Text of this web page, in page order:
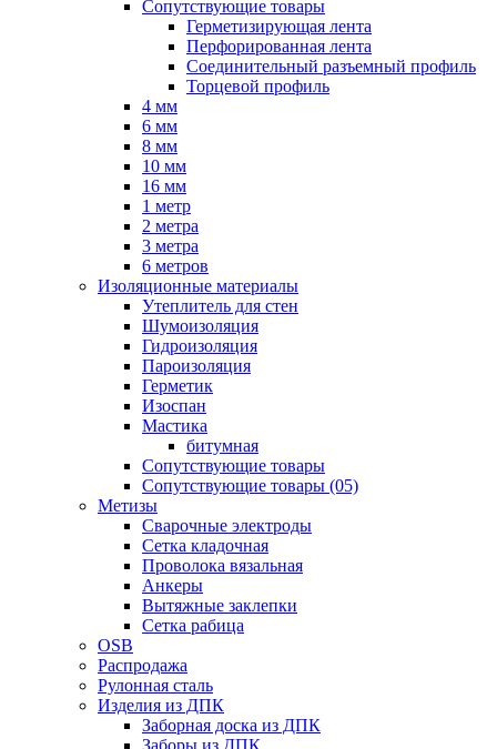
Сопутствующие товары
Герметизирующая лента
Перфорированная лента
Соединительный разъемный профиль
Торцевой профиль
4 мм
6 мм
8 мм
10 мм
16 мм
1 метр
2 метра
3 метра
6 метров
Изоляционные материалы
Утеплитель для стен
Шумоизоляция
Гидроизоляция
Пароизоляция
Герметик
Изоспан
Мастика
битумная
Сопутствующие товары
Сопутствующие товары (05)
Метизы
Сварочные электроды
Сетка кладочная
Проволока вязальная
Анкеры
Вытяжные заклепки
Сетка рабица
OSB
Распродажа
Рулонная сталь
Изделия из ДПК
Заборная доска из ДПК
Заборы из ДПК